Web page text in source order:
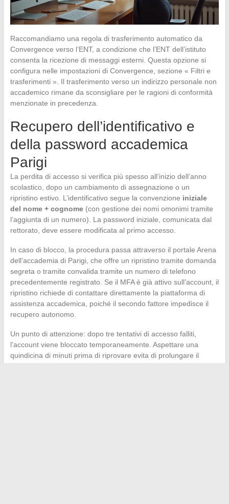
Raccomandiamo una regola di trasferimento automatico da
Convergence verso l’ENT, a condizione che l’ENT dell’istituto
consenta la ricezione di messaggi esterni. Questa opzione si
configura nelle impostazioni di Convergence, sezione « Filtri e
trasferimenti ». Il trasferimento verso un indirizzo personale non
accademico rimane da sconsigliare per le ragioni di conformità
menzionate in precedenza.
Recupero dell’identificativo e
della password accademica
Parigi
La perdita di accesso si verifica più spesso all’inizio dell’anno
scolastico, dopo un cambiamento di assegnazione o un
ripristino estivo. L’identificativo segue la convenzione iniziale
del nome + cognome(con gestione dei nomi omonimi tramite
l’aggiunta di un numero). La password iniziale, comunicata dal
rettorato, deve essere modificata al primo accesso.
In caso di blocco, la procedura passa attraverso il portale Arena
dell’accademia di Parigi, che offre un ripristino tramite domanda
segreta o tramite convalida tramite un numero di telefono
precedentemente registrato. Se il MFA è già attivo sull’account, il
ripristino richiede di contattare direttamente la piattaforma di
assistenza accademica, poiché il secondo fattore impedisce il
recupero autonomo.
Un punto di attenzione: dopo tre tentativi di accesso falliti,
l’account viene bloccato temporaneamente. Aspettare una
quindicina di minuti prima di riprovare evita di prolungare il